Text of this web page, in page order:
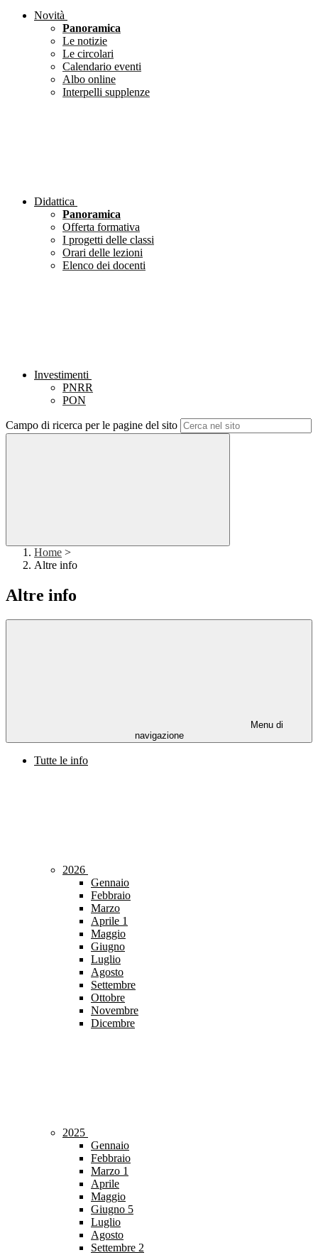
Novità
Panoramica
Le notizie
Le circolari
Calendario eventi
Albo online
Interpelli supplenze
Didattica
Panoramica
Offerta formativa
I progetti delle classi
Orari delle lezioni
Elenco dei docenti
Investimenti
PNRR
PON
Campo di ricerca per le pagine del sito
Home >
Altre info
Altre info
Menu di
navigazione
Tutte le info
2026
Gennaio
Febbraio
Marzo
Aprile 1
Maggio
Giugno
Luglio
Agosto
Settembre
Ottobre
Novembre
Dicembre
2025
Gennaio
Febbraio
Marzo 1
Aprile
Maggio
Giugno 5
Luglio
Agosto
Settembre 2